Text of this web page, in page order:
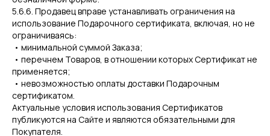
5.6.6. Продавец вправе устанавливать ограничения на
использование Подарочного сертификата, включая, но не
ограничиваясь:
• минимальной суммой Заказа;
• перечнем Товаров, в отношении которых Сертификат не
применяется;
• невозможностью оплаты доставки Подарочным
сертификатом.
Актуальные условия использования Сертификатов
публикуются на Сайте и являются обязательными для
Покупателя.